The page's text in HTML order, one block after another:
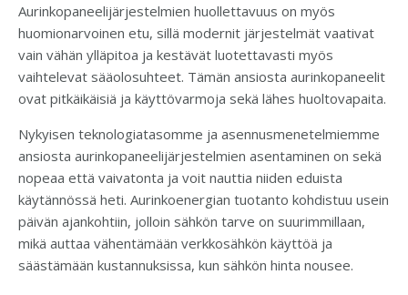
Aurinkopaneelijärjestelmien huollettavuus on myös
huomionarvoinen etu, sillä modernit järjestelmät vaativat
vain vähän ylläpitoa ja kestävät luotettavasti myös
vaihtelevat sääolosuhteet. Tämän ansiosta aurinkopaneelit
ovat pitkäikäisiä ja käyttövarmoja sekä lähes huoltovapaita.
Nykyisen teknologiatasomme ja asennusmenetelmiemme
ansiosta aurinkopaneelijärjestelmien asentaminen on sekä
nopeaa että vaivatonta ja voit nauttia niiden eduista
käytännössä heti. Aurinkoenergian tuotanto kohdistuu usein
päivän ajankohtiin, jolloin sähkön tarve on suurimmillaan,
mikä auttaa vähentämään verkkosähkön käyttöä ja
säästämään kustannuksissa, kun sähkön hinta nousee.